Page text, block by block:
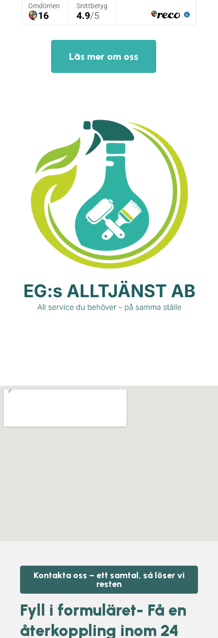
Läs mer om oss
Kontakta oss – ett samtal, så löser vi
resten
Fyll i formuläret- Få en
återkoppling inom 24